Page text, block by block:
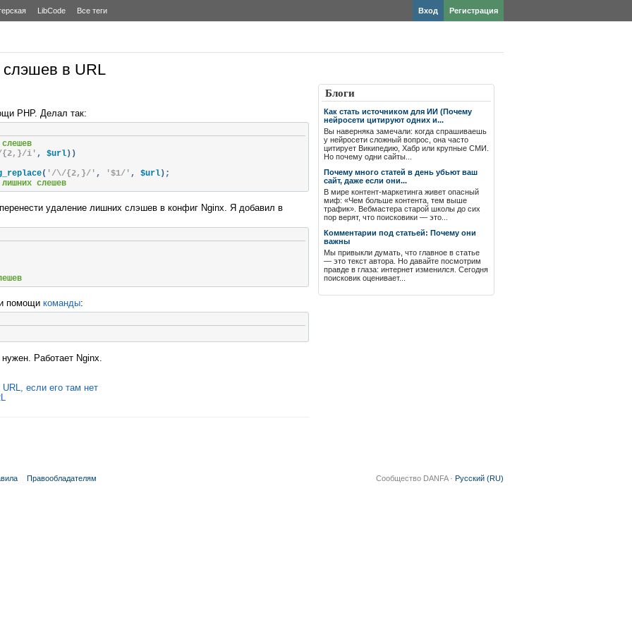
LibCode Все теги Регистрация
Вход
в URL
PHP. Делал так:
i' , $url))
( '/\/{2,}/' , '$1/' , $url);
слешев
удаление лишних слэшев в конфиг Nginx. Я добавил в
помощи команды:
Работает Nginx.
если его там нет
Блоги
Как стать источником для ИИ (Почему
нейросети цитируют одних и...
Вы наверняка замечали: когда спрашиваешь
у нейросети сложный вопрос, она часто
цитирует Википедию, Хабр или крупные СМИ.
Но почему одни сайты...
Почему много статей в день убьют ваш
сайт, даже если они...
В мире контент-маркетинга живет опасный
миф: «Чем больше контента, тем выше
трафик». Вебмастера старой школы до сих
пор верят, что поисковики — это...
Комментарии под статьей: Почему они
важны
Мы привыкли думать, что главное в статье
— это текст автора. Но давайте посмотрим
правде в глаза: интернет изменился. Сегодня
поисковик оценивает...
Правообладателям Сообщество DANFA · Русский (RU)